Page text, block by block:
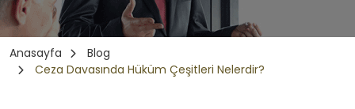
Anasayfa
Blog
Ceza Davasında Hüküm Çeşitleri Nelerdir?